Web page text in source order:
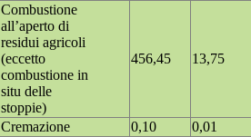
Combustione
all’aperto di
residui agricoli
(eccetto
combustione in
situ delle
stoppie)
456,45 13,75
Cremazione 0,10
0,01